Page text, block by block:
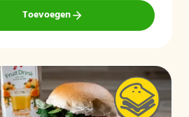
Toevoegen